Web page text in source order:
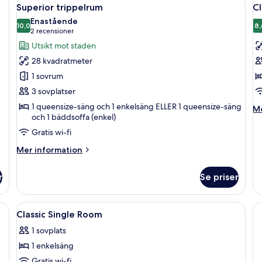
alla
foton
för
Superior
trippelrum
4
Superior trippelrum
10,010,0 av 10
Enastående
2 recensioner
(2 recensioner)
Utsikt mot staden
28 kvadratmeter
1 sovrum
3 sovplatser
1 queensize-säng och 1 enkelsäng ELLER 1 queensize-säng
och 1 bäddsoffa (enkel)
Gratis wi-fi
Mer information
Mer
trippelrum
Se priser
en stol och ett glasbord med en tidning på. Det finns en säng med en
Öppna
alla
foton
för
Ett hotellrum med en säng, ett
4
Classic Single Room
1 sovplats
1 enkelsäng